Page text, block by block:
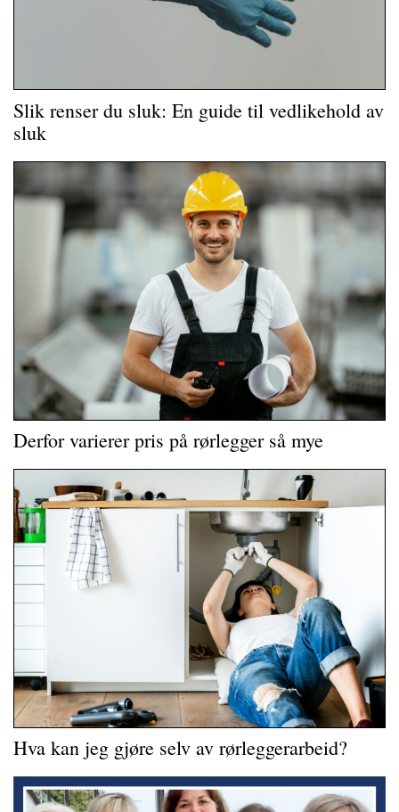
Slik renser du sluk: En guide til vedlikehold av
sluk
Derfor varierer pris på rørlegger så mye
Hva kan jeg gjøre selv av rørleggerarbeid?